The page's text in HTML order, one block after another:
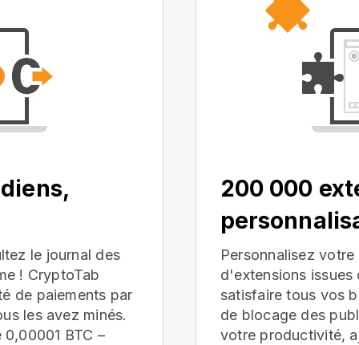
le journal des
! CryptoTab
de paiements par
les avez minés.
BTC –
200 000
Personnalisez
d'extensions issues
satisfaire tous vos
de blocage des
votre productivité,